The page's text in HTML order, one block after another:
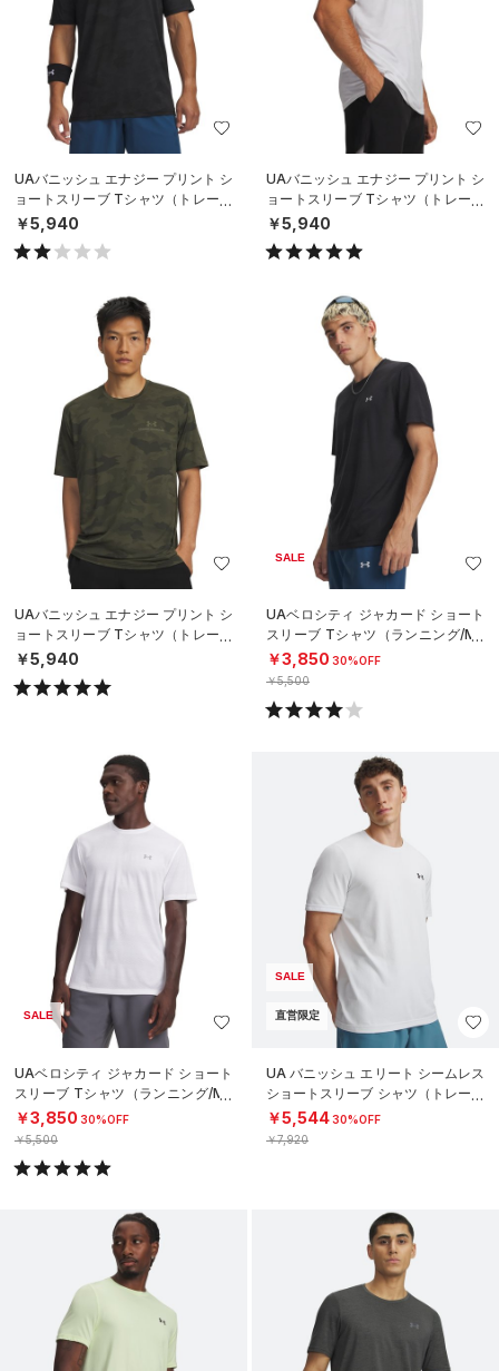
UAバニッシュ エナジー プリント シ
ョートスリーブ Tシャツ（トレーニ
ング/MEN）
￥5,940
UAバニッシュ エナジー プリント シ
ョートスリーブ Tシャツ（トレーニ
ング/MEN）
￥5,940
UAバニッシュ エナジー プリント シ
ョートスリーブ Tシャツ（トレーニ
ング/MEN）
￥5,940
SALE
UAベロシティ ジャカード ショート
スリーブ Tシャツ（ランニング/ME
N）
￥3,850 30%OFF
￥5,500
SALE
UAベロシティ ジャカード ショート
スリーブ Tシャツ（ランニング/ME
N）
￥3,850 30%OFF
￥5,500
SALE
直営限定
UA バニッシュ エリート シームレス
ショートスリーブ シャツ（トレーニ
ング/MEN）
￥5,54430%OFF
￥7,920